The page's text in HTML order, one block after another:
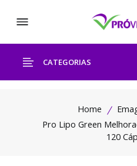
CATEGORIAS
Home
Pro Lipo Green
120